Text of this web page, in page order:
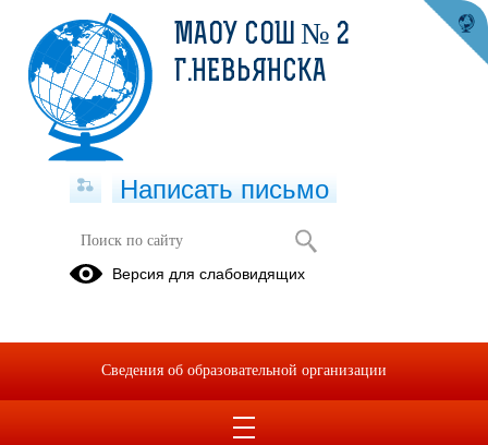
Подготовка к ВПР, ОГЭ, ЕГЭ
https://t.me/iaege/2293
https://t.me/iaege/2294
МАОУ СОШ № 2
Г.НЕВЬЯНСКА
Написать письмо
Версия для слабовидящих
Сведения об образовательной организации